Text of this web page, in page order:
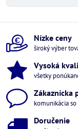
Nízke ceny
široký výber
Vysoká
všetky
Zákaznícka
komunikácia
Doručenie